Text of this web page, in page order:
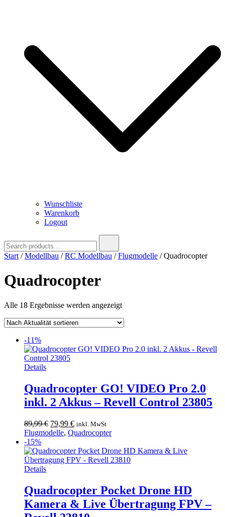
Wunschliste
Warenkorb
Logout
for:
Start /Modellbau /RC Modellbau /Flugmodelle / Quadrocopter
Quadrocopter
Alle 18 Ergebnisse werden angezeigtNach
sortiert
-11%
Details
Quadrocopter GO! VIDEO Pro 2.0
inkl. 2 Akkus – Revell Control 23805
89,99€ Ursprünglicher
Preis
89,99 €
79,99 €Aktueller
Preis
79,99 €.
inkl. MwSt
Flugmodelle, Quadrocopter
-15%
Details
Quadrocopter Pocket Drone HD
Kamera & Live Übertragung FPV –